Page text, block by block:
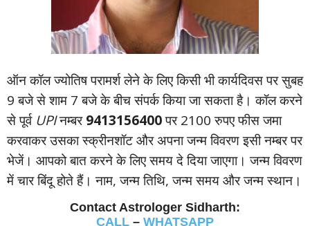
ऑन कॉल ज्‍योतिष परामर्श लेने के लिए किसी भी कार्यदिवस पर सुबह
9 बजे से शाम 7 बजे के बीच संपर्क किया जा सकता है। कॉल करने
से पूर्व UPIनम्‍बर9413156400पर 2100 रुपए फीस जमा
करवाकर उसका स्‍क्रीनशॉट और अपना जन्‍म विवरण इसी नम्‍बर पर
भेजें। आपको बात करने के लिए समय दे दिया जाएगा। जन्‍म विवरण
में चार बिंदू होते हैं। नाम, जन्‍म तिथि, जन्‍म समय और जन्‍म स्‍थान।
Contact Astrologer Sidharth:
CALL – WHATSAPP